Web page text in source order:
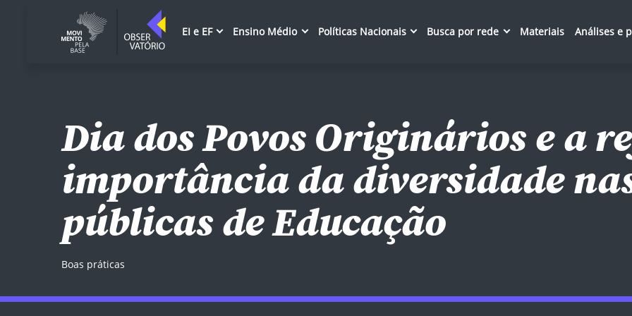
EI e EF Ensino Médio Políticas Nacionais Busca por rede Materiais Análises e
Dia dos Povos Originários e a
importância da diversidade
públicas de Educação
Boas práticas